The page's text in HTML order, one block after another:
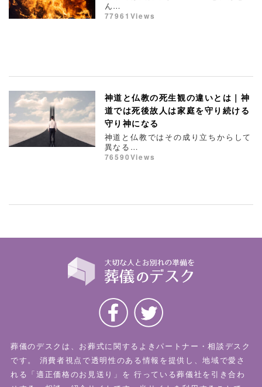
ん…
77961Views
神道と仏教の死生観の違いとは｜神
道では死後故人は家庭を守り続ける
守り神になる
神道と仏教ではその成り立ちからして
異なる…
76590Views
葬儀のデスクは、お葬式に関するよきパートナー・相談デスク
です。
消費者視点で透明性のある情報を提供し、地域で愛さ
れる「適正価格のお見送り」を 行っている葬儀社を引き合わ